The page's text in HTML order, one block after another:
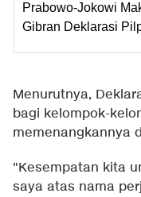
Prabowo-Jokowi
Gibran Deklarasi
Menurutnya,
bagi kelompok-
memenangkannya
"Kesempatan kita
saya atas nama